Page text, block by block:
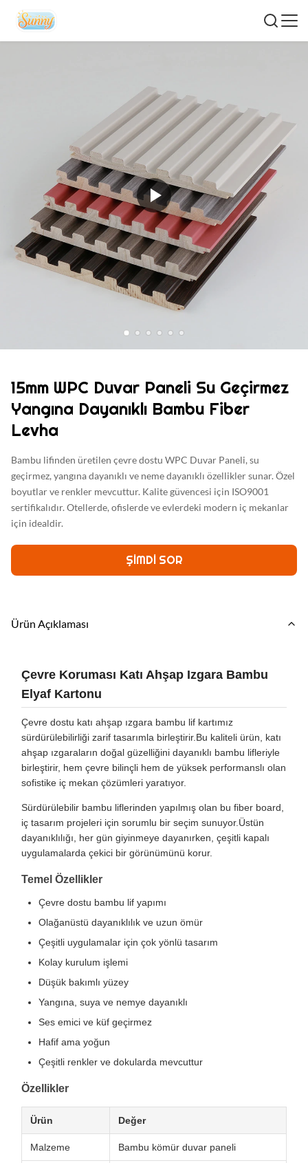
15mm WPC Duvar Paneli Su Geçirmez
Yangına Dayanıklı Bambu Fiber
Levha
Bambu lifinden üretilen çevre dostu WPC Duvar Paneli, su
geçirmez, yangına dayanıklı ve neme dayanıklı özellikler sunar. Özel
boyutlar ve renkler mevcuttur. Kalite güvencesi için ISO9001
sertifikalıdır. Otellerde, ofislerde ve evlerdeki modern iç mekanlar
için idealdir.
ŞIMDI SOR
Ürün Açıklaması
Çevre Koruması Katı Ahşap Izgara Bambu
Elyaf Kartonu
Çevre dostu katı ahşap ızgara bambu lif kartımız
sürdürülebilirliği zarif tasarımla birleştirir.Bu kaliteli ürün, katı
ahşap ızgaraların doğal güzelliğini dayanıklı bambu lifleriyle
birleştirir, hem çevre bilinçli hem de yüksek performanslı olan
sofistike iç mekan çözümleri yaratıyor.
Sürdürülebilir bambu liflerinden yapılmış olan bu fiber board,
iç tasarım projeleri için sorumlu bir seçim sunuyor.Üstün
dayanıklılığı, her gün giyinmeye dayanırken, çeşitli kapalı
uygulamalarda çekici bir görünümünü korur.
Temel Özellikler
Çevre dostu bambu lif yapımı
Olağanüstü dayanıklılık ve uzun ömür
Çeşitli uygulamalar için çok yönlü tasarım
Kolay kurulum işlemi
Düşük bakımlı yüzey
Yangına, suya ve nemye dayanıklı
Ses emici ve küf geçirmez
Hafif ama yoğun
Çeşitli renkler ve dokularda mevcuttur
Özellikler
Ürün Değer
Malzeme Bambu kömür duvar paneli